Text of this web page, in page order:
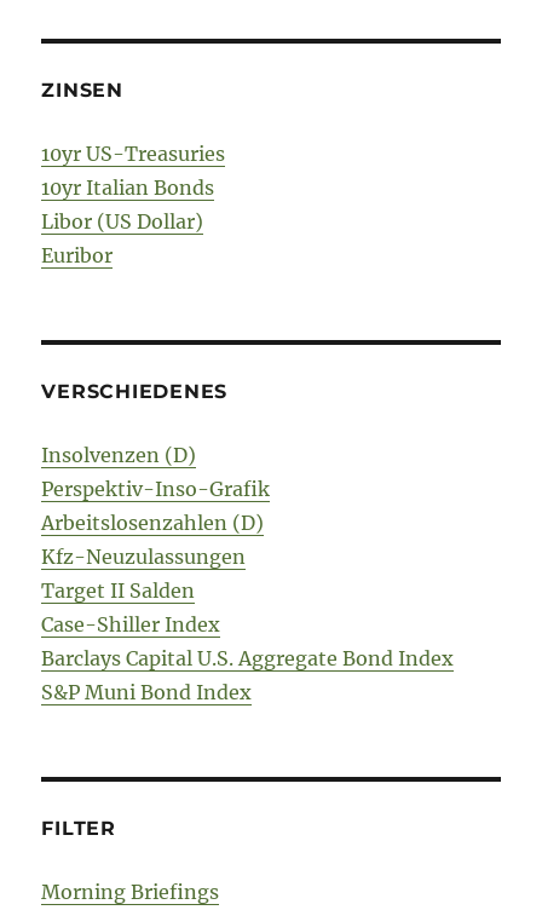
ZINSEN
10yr US-Treasuries
10yr Italian Bonds
Libor (US Dollar)
Euribor
VERSCHIEDENES
Insolvenzen (D)
Perspektiv-Inso-Grafik
Arbeitslosenzahlen (D)
Kfz-Neuzulassungen
Target II Salden
Case-Shiller Index
Barclays Capital U.S. Aggregate Bond Index
S&P Muni Bond Index
FILTER
Morning Briefings